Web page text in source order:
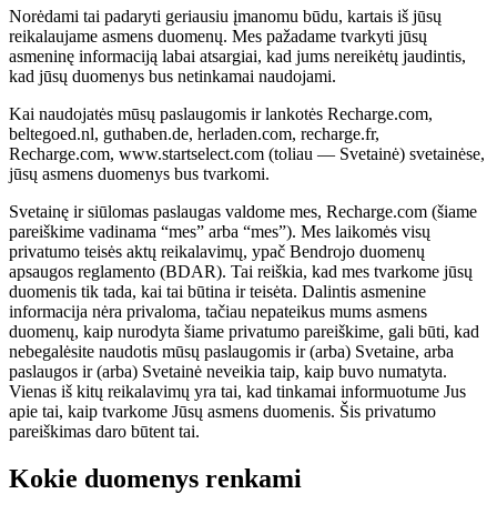
Norėdami tai padaryti geriausiu įmanomu būdu, kartais iš jūsų
reikalaujame asmens duomenų. Mes pažadame tvarkyti jūsų
asmeninę informaciją labai atsargiai, kad jums nereikėtų jaudintis,
kad jūsų duomenys bus netinkamai naudojami.
Kai naudojatės mūsų paslaugomis ir lankotės Recharge.com,
beltegoed.nl, guthaben.de, herladen.com, recharge.fr,
Recharge.com, www.startselect.com (toliau — Svetainė) svetainėse,
jūsų asmens duomenys bus tvarkomi.
Svetainę ir siūlomas paslaugas valdome mes, Recharge.com (šiame
pareiškime vadinama “mes” arba “mes”). Mes laikomės visų
privatumo teisės aktų reikalavimų, ypač Bendrojo duomenų
apsaugos reglamento (BDAR). Tai reiškia, kad mes tvarkome jūsų
duomenis tik tada, kai tai būtina ir teisėta. Dalintis asmenine
informacija nėra privaloma, tačiau nepateikus mums asmens
duomenų, kaip nurodyta šiame privatumo pareiškime, gali būti, kad
nebegalėsite naudotis mūsų paslaugomis ir (arba) Svetaine, arba
paslaugos ir (arba) Svetainė neveikia taip, kaip buvo numatyta.
Vienas iš kitų reikalavimų yra tai, kad tinkamai informuotume Jus
apie tai, kaip tvarkome Jūsų asmens duomenis. Šis privatumo
pareiškimas daro būtent tai.
Kokie duomenys renkami